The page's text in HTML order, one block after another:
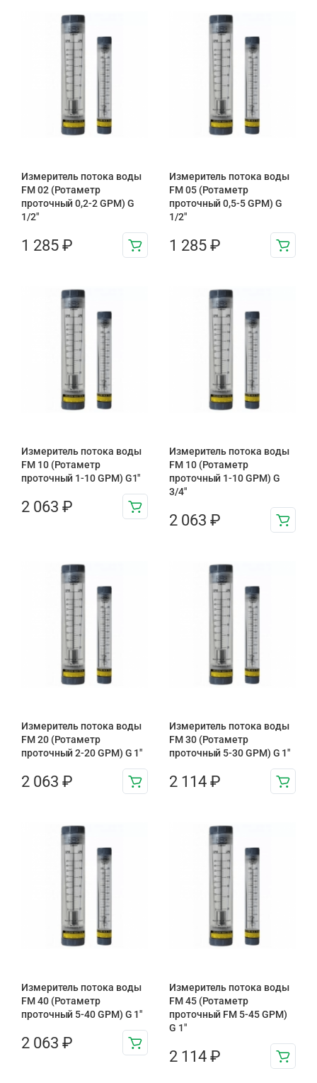
Измеритель потока воды
FM 02 (Ротаметр
проточный 0,2-2 GPM) G
1/2″
1 285 ₽
Измеритель потока воды
FM 05 (Ротаметр
проточный 0,5-5 GPM) G
1/2″
1 285 ₽
Измеритель потока воды
FM 10 (Ротаметр
проточный 1-10 GPM) G1″
2 063 ₽
Измеритель потока воды
FM 10 (Ротаметр
проточный 1-10 GPM) G
3/4″
2 063 ₽
Измеритель потока воды
FM 20 (Ротаметр
проточный 2-20 GPM) G 1″
2 063 ₽
Измеритель потока воды
FM 30 (Ротаметр
проточный 5-30 GPM) G 1″
2 114 ₽
Измеритель потока воды
FM 40 (Ротаметр
проточный 5-40 GPM) G 1″
2 063 ₽
Измеритель потока воды
FM 45 (Ротаметр
проточный FM 5-45 GPM)
G 1″
2 114 ₽